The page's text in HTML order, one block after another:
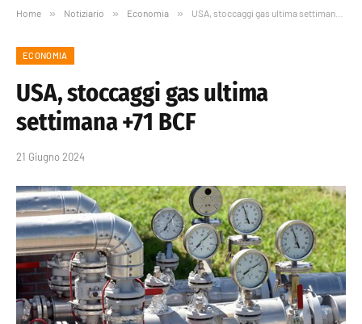
Home » Notiziario » Economia » USA, stoccaggi gas ultima settimana +71 BCF
ECONOMIA
USA, stoccaggi gas ultima
settimana +71 BCF
21 Giugno 2024